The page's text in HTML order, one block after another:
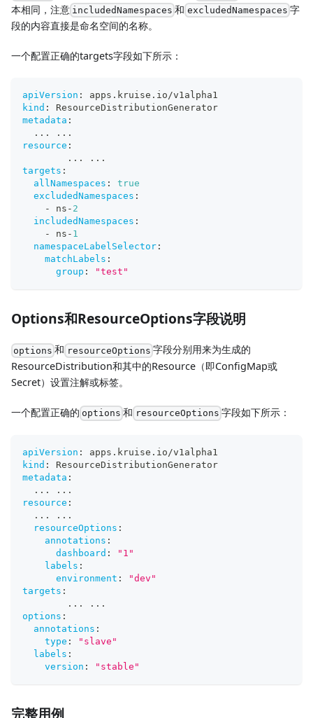
本相同，注意 includedNamespaces 和 excludedNamespaces 字
段的内容直接是命名空间的名称。
一个配置正确的targets字段如下所示：
apiVersion :
apps.kruise.io/v1alpha1
kind :
ResourceDistributionGenerator
metadata :
...
...
resource :
...
...
targets :
allNamespaces :
true
excludedNamespaces :
-
ns - 2
includedNamespaces :
-
ns - 1
namespaceLabelSelector :
matchLabels :
group : "test"
Options和ResourceOptions字段说明
options 和 resourceOptions 字段分别用来为生成的
ResourceDistribution和其中的Resource（即ConfigMap或
Secret）设置注解或标签。
一个配置正确的 options 和 resourceOptions 字段如下所示：
apiVersion :
apps.kruise.io/v1alpha1
kind :
ResourceDistributionGenerator
metadata :
...
...
resource :
...
...
resourceOptions :
annotations :
dashboard :
"1"
labels :
environment :
"dev"
targets :
...
...
options :
annotations :
type :
"slave"
labels :
version : "stable"
完整用例